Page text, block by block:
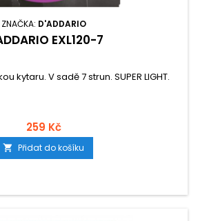
ZNAČKA: D'ADDARIO
EXL120-7
kytaru. V sadě 7 strun. SUPER LIGHT.
259 Kč
 Přidat do košíku